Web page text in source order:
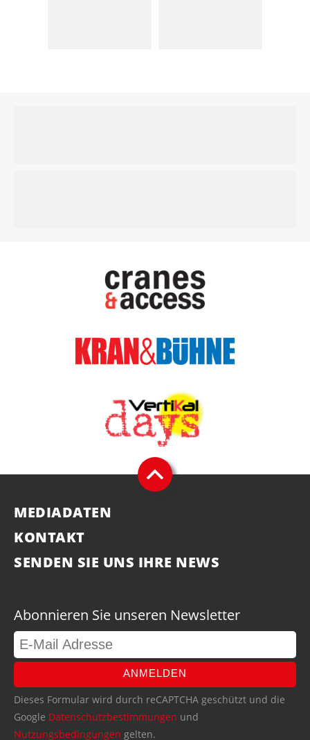
MEDIADATEN
KONTAKT
SENDEN SIE UNS IHRE NEWS
Abonnieren Sie unseren Newsletter
ANMELDEN
Dieses Formular wird durch reCAPTCHA geschützt und die
Google Datenschutzbestimmungen und
Nutzungsbedingungen gelten.